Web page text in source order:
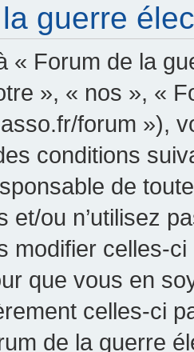
guerre
« Forum de la
», « nos », «
forum »),
conditions
de
et/ou n’utilisez
modifier celles-
que vous en
celles-ci
de la guerre